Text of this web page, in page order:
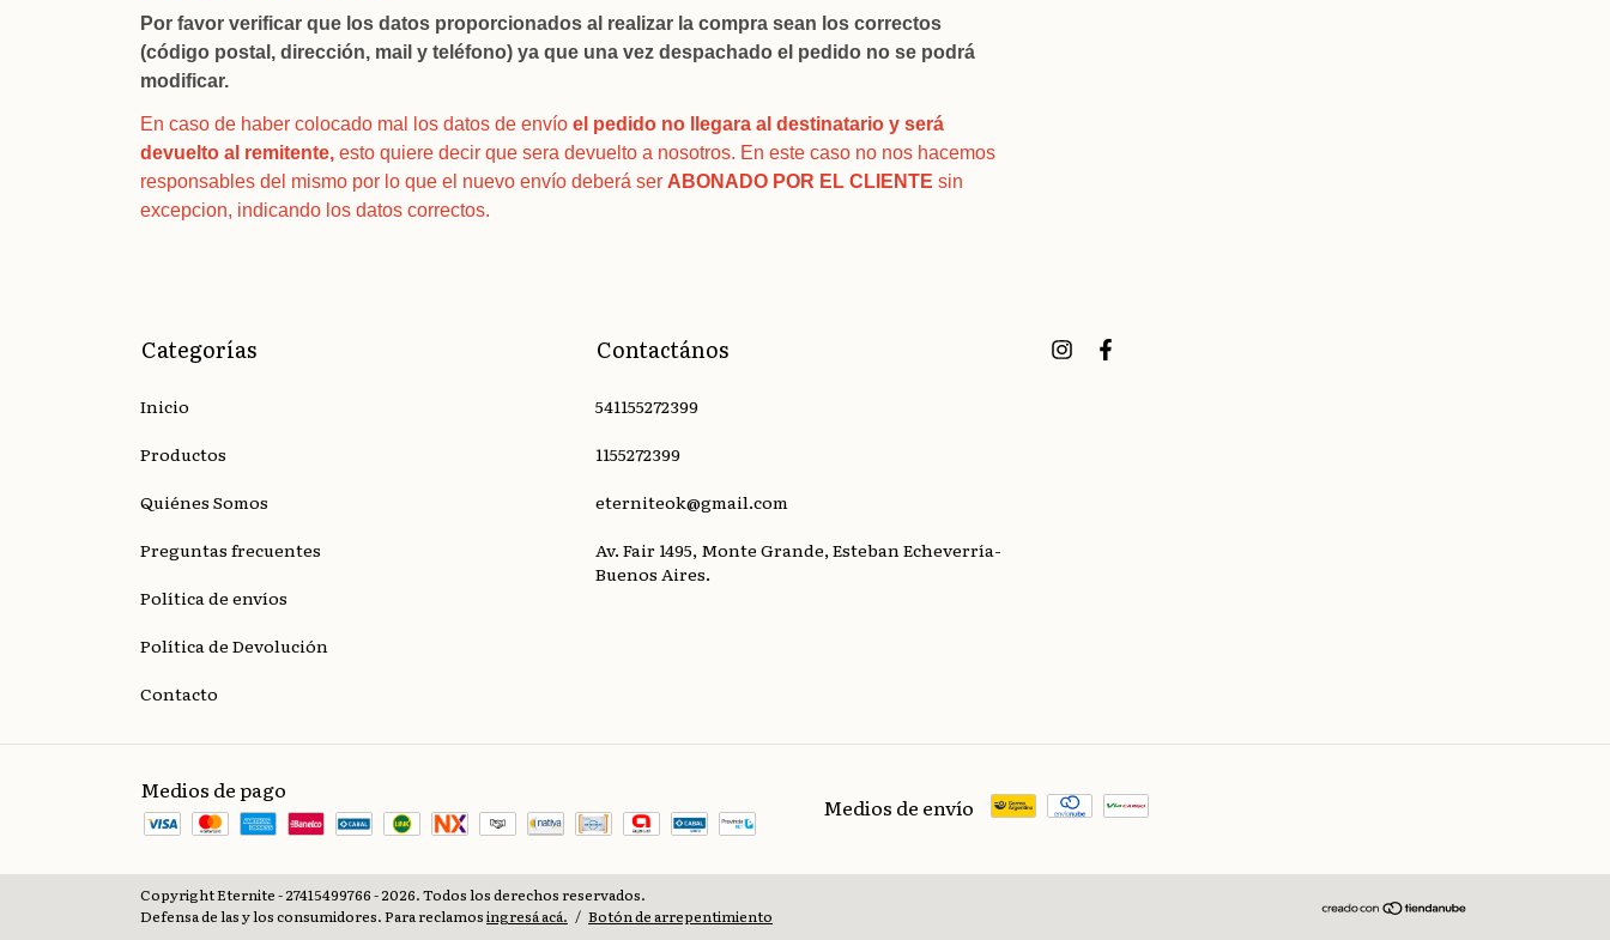
Por favor verificar que los datos proporcionados al realizar la compra sean los correctos
(código postal, dirección, mail y teléfono) ya que una vez despachado el pedido no se podrá
modificar.
En caso de haber colocado mal los datos de envío el pedido no llegara al destinatario y será
devuelto al remitente, esto quiere decir que sera devuelto a nosotros. En este caso no nos hacemos
responsables del mismo por lo que el nuevo envío deberá ser ABONADO POR EL CLIENTE sin
excepcion, indicando los datos correctos.
Categorías
Inicio
Productos
Quiénes Somos
Preguntas frecuentes
Política de envíos
Política de Devolución
Contacto
Contactános
541155272399
1155272399
eterniteok@gmail.com
Av. Fair 1495, Monte Grande, Esteban Echeverría-
Buenos Aires.
Medios de pago
Medios de envío
Copyright Eternite - 27415499766 - 2026. Todos los derechos reservados.
Defensa de las y los consumidores. Para reclamosingresá acá. / Botón de arrepentimiento